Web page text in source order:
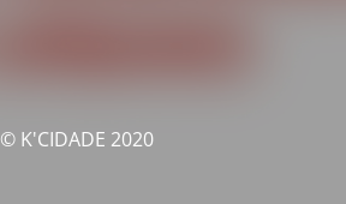
© K'CIDADE 2020